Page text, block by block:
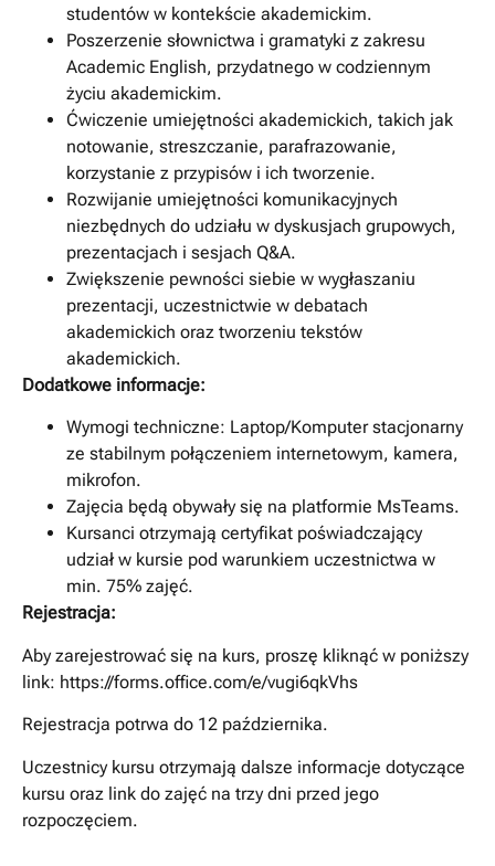
studentów w kontekście akademickim.
Poszerzenie słownictwa i gramatyki z zakresu
Academic English, przydatnego w codziennym
życiu akademickim.
Ćwiczenie umiejętności akademickich, takich jak
notowanie, streszczanie, parafrazowanie,
korzystanie z przypisów i ich tworzenie.
Rozwijanie umiejętności komunikacyjnych
niezbędnych do udziału w dyskusjach grupowych,
prezentacjach i sesjach Q&A.
Zwiększenie pewności siebie w wygłaszaniu
prezentacji, uczestnictwie w debatach
akademickich oraz tworzeniu tekstów
akademickich.
Dodatkowe informacje:
Wymogi techniczne: Laptop/Komputer stacjonarny
ze stabilnym połączeniem internetowym, kamera,
mikrofon.
Zajęcia będą obywały się na platformie MsTeams.
Kursanci otrzymają certyfikat poświadczający
udział w kursie pod warunkiem uczestnictwa w
min. 75% zajęć.
Rejestracja:
Aby zarejestrować się na kurs, proszę kliknąć w poniższy
link: https://forms.office.com/e/vugi6qkVhs
Rejestracja potrwa do 12 października.
Uczestnicy kursu otrzymają dalsze informacje dotyczące
kursu oraz link do zajęć na trzy dni przed jego
rozpoczęciem.